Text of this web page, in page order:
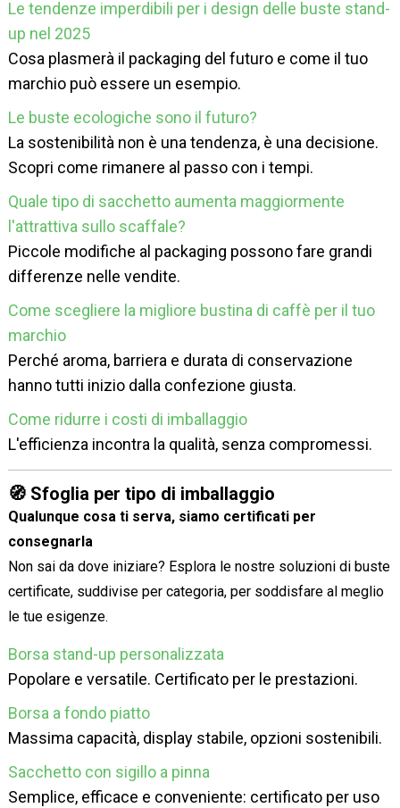
Le tendenze imperdibili per i design delle buste stand-
up nel 2025
Cosa plasmerà il packaging del futuro e come il tuo
marchio può essere un esempio.
Le buste ecologiche sono il futuro?
La sostenibilità non è una tendenza, è una decisione.
Scopri come rimanere al passo con i tempi.
Quale tipo di sacchetto aumenta maggiormente
l'attrattiva sullo scaffale?
Piccole modifiche al packaging possono fare grandi
differenze nelle vendite.
Come scegliere la migliore bustina di caffè per il tuo
marchio
Perché aroma, barriera e durata di conservazione
hanno tutti inizio dalla confezione giusta.
Come ridurre i costi di imballaggio
L'efficienza incontra la qualità, senza compromessi.
🧭 Sfoglia per tipo di imballaggio
Qualunque cosa ti serva, siamo certificati per
consegnarla
Non sai da dove iniziare? Esplora le nostre soluzioni di buste
certificate, suddivise per categoria, per soddisfare al meglio
le tue esigenze.
Borsa stand-up personalizzata
Popolare e versatile. Certificato per le prestazioni.
Borsa a fondo piatto
Massima capacità, display stabile, opzioni sostenibili.
Sacchetto con sigillo a pinna
Semplice, efficace e conveniente: certificato per uso